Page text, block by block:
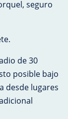
seguro
de 30
posible bajo
desde lugares